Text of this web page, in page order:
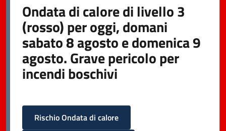
Ondata di calore di livello 3
(rosso) per oggi, domani
sabato 8 agosto e domenica 9
agosto. Grave pericolo per
incendi boschivi
Rischio Ondata di calore